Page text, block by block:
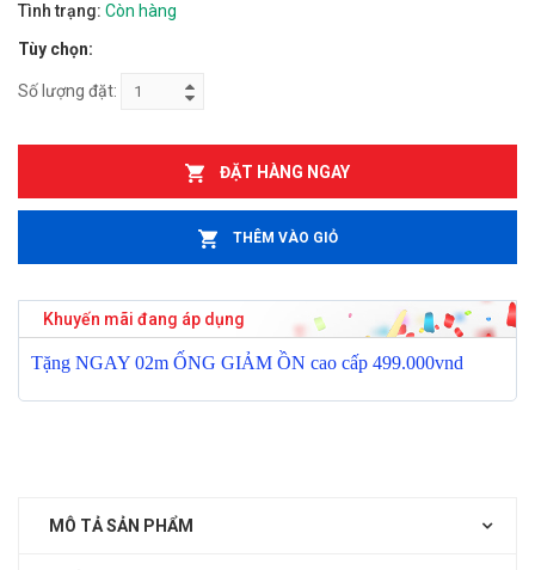
Tình trạng: Còn hàng
Tùy chọn:
Số lượng đặt:
ĐẶT HÀNG NGAY
THÊM VÀO GIỎ
Khuyến mãi đang áp dụng
Tặng NGAY 02m ỐNG GIẢM ỒN cao cấp 499.000vnd
MÔ TẢ SẢN PHẨM